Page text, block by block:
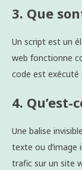
3. Que
Un script est un
web fonctionne
code est exécuté
4.
Une balise
texte ou d’image
trafic sur un site